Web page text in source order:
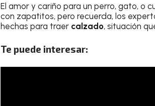
El amor y cariño para un perro, gato, o
con zapatitos, pero recuerda, los
hechas para traer calzado, situación
Te puede interesar: